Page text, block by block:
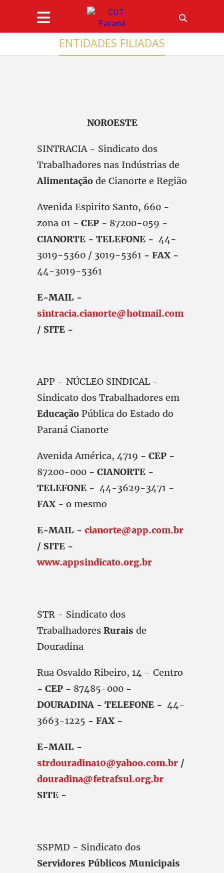
ENTIDADES FILIADAS
NOROESTE
SINTRACIA - Sindicato dos
Trabalhadores nas Indústrias de
Alimentação de Cianorte e Região
Avenida Espirito Santo, 660 -
zona 01 - CEP - 87200-059 -
CIANORTE - TELEFONE - 44-
3019-5360 / 3019-5361 - FAX -
44-3019-5361
E-MAIL -
sintracia.cianorte@hotmail.com
/ SITE -
APP - NÚCLEO SINDICAL -
Sindicato dos Trabalhadores em
Educação Pública do Estado do
Paraná Cianorte
Avenida América, 4719 - CEP -
87200-000 - CIANORTE -
TELEFONE - 44-3629-3471 -
FAX - o mesmo
E-MAIL - cianorte@app.com.br
/ SITE -
www.appsindicato.org.br
STR - Sindicato dos
Trabalhadores Rurais de
Douradina
Rua Osvaldo Ribeiro, 14 - Centro
- CEP - 87485-000 -
DOURADINA - TELEFONE - 44-
3663-1225 - FAX -
E-MAIL -
strdouradina10@yahoo.com.br /
douradina@fetrafsul.org.br
SITE -
SSPMD - Sindicato dos
Servidores Públicos Municipais